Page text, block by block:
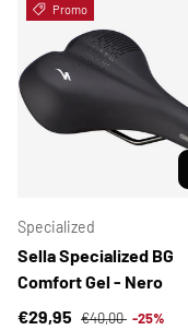
Promo
Specialized
Sella Specialized BG
Comfort Gel - Nero
Prezzo di vendita
€29,95 Prezzo normale
€40,00 -25%